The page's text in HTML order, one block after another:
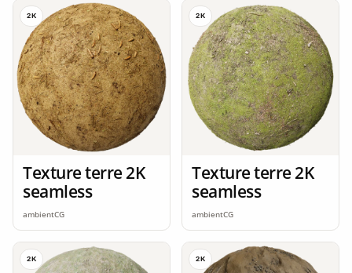
2K
Texture terre 2K
seamless
ambientCG
2K
Texture terre 2K
seamless
ambientCG
2K 2K